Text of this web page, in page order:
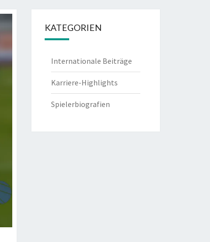
KATEGORIEN
Internationale Beiträge
Karriere-Highlights
Spielerbiografien